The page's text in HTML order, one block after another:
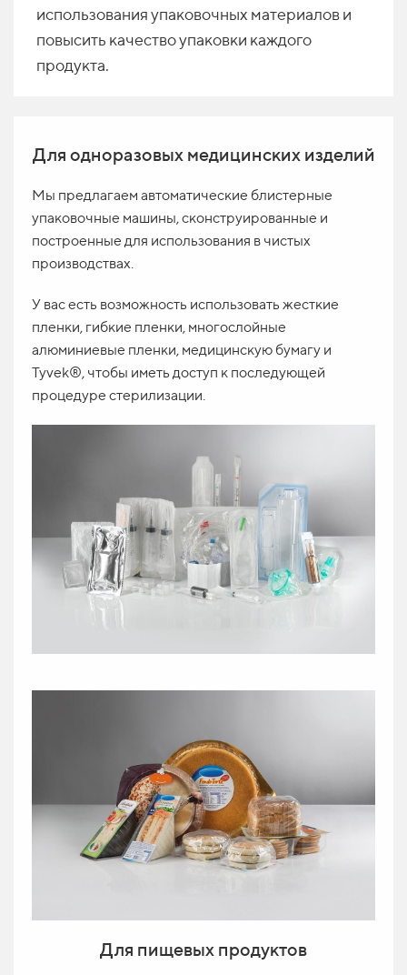
использования упаковочных материалов и
повысить качество упаковки каждого
продукта.
Для одноразовых медицинских изделий
Мы предлагаем автоматические блистерные
упаковочные машины, сконструированные и
построенные для использования в чистых
производствах.
У вас есть возможность использовать жесткие
пленки, гибкие пленки, многослойные
алюминиевые пленки, медицинскую бумагу и
Tyvek®, чтобы иметь доступ к последующей
процедуре стерилизации.
Для пищевых продуктов